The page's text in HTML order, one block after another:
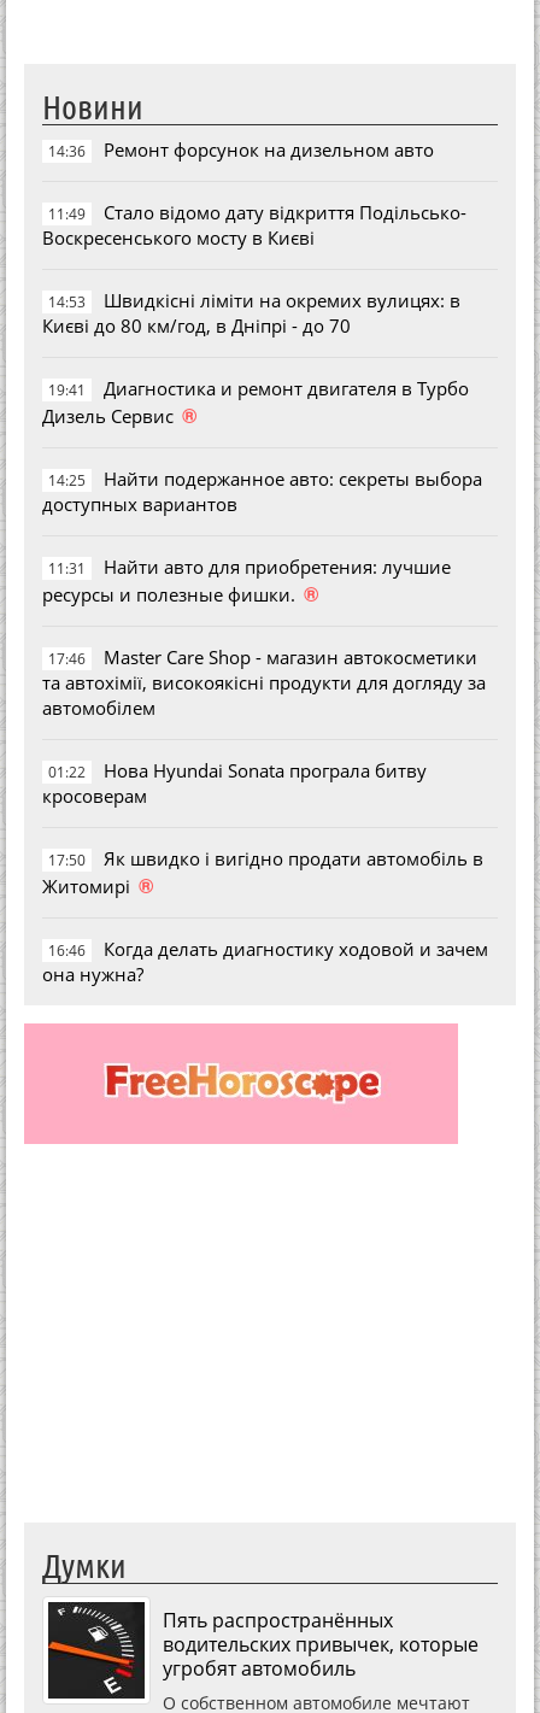
Новини
14:36 Ремонт форсунок на дизельном авто
11:49
Стало відомо дату відкриття Подільсько-
Воскресенського мосту в Києві
14:53
Швидкісні ліміти на окремих вулицях: в
Києві до 80 км/год, в Дніпрі - до 70
19:41
Диагностика и ремонт двигателя в Турбо
Дизель Сервис ®
14:25
Найти подержанное авто: секреты выбора
доступных вариантов
11:31
Найти авто для приобретения: лучшие
ресурсы и полезные фишки. ®
17:46
Master Care Shop - магазин автокосметики
та автохімії, високоякісні продукти для догляду за
автомобілем
01:22
Нова Hyundai Sonata програла битву
кросоверам
17:50
Як швидко і вигідно продати автомобіль в
Житомирі ®
16:46
Когда делать диагностику ходовой и зачем
она нужна?
Думки
Пять распространённых
водительских привычек, которые
угробят автомобиль
О собственном автомобиле мечтают